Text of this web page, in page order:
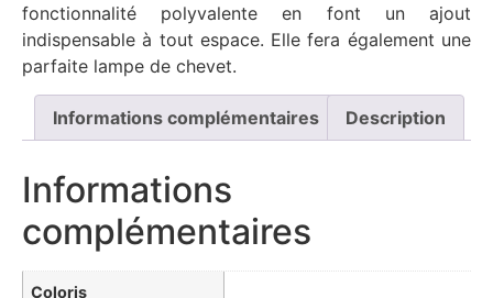
fonctionnalité polyvalente en font un ajout
indispensable à tout espace. Elle fera également une
parfaite lampe de chevet.
Informations complémentaires Description
Informations
complémentaires
Coloris